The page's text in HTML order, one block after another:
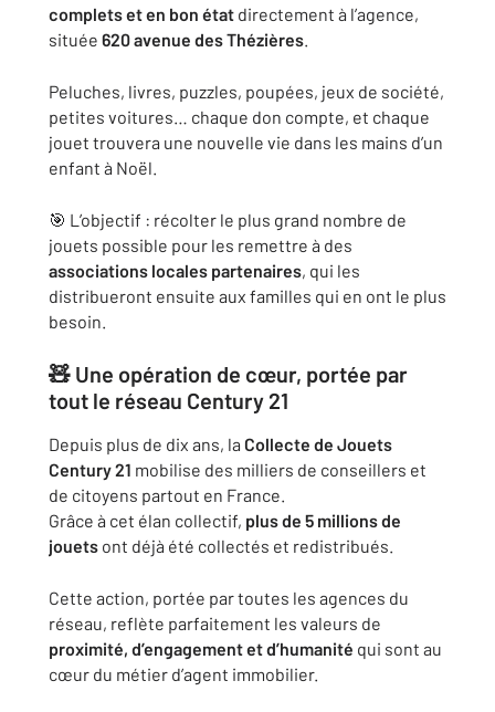
complets et en bon état directement à l’agence,
située 620 avenue des Thézières.
Peluches, livres, puzzles, poupées, jeux de société,
petites voitures… chaque don compte, et chaque
jouet trouvera une nouvelle vie dans les mains d’un
enfant à Noël.
🎯 L’objectif : récolter le plus grand nombre de
jouets possible pour les remettre à des
associations locales partenaires, qui les
distribueront ensuite aux familles qui en ont le plus
besoin.
🧸 Une opération de cœur, portée par
tout le réseau Century 21
Depuis plus de dix ans, la Collecte de Jouets
Century 21 mobilise des milliers de conseillers et
de citoyens partout en France.
Grâce à cet élan collectif, plus de 5 millions de
jouets ont déjà été collectés et redistribués.
Cette action, portée par toutes les agences du
réseau, reflète parfaitement les valeurs de
proximité, d’engagement et d’humanité qui sont au
cœur du métier d’agent immobilier.